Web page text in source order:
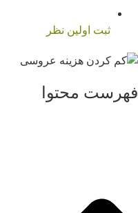
ثبت اولین نظر
فهرست محتوا